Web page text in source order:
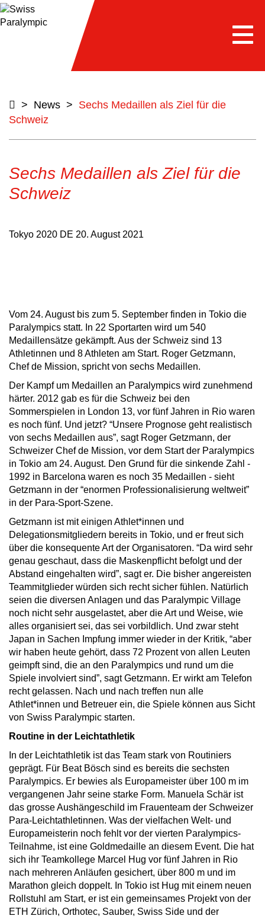
> News > Sechs Medaillen als Ziel für die
Schweiz
Sechs Medaillen als Ziel für die
Schweiz
Tokyo 2020 DE 20. August 2021
Vom 24. August bis zum 5. September finden in Tokio die
Paralympics statt. In 22 Sportarten wird um 540
Medaillensätze gekämpft. Aus der Schweiz sind 13
Athletinnen und 8 Athleten am Start. Roger Getzmann,
Chef de Mission, spricht von sechs Medaillen.
Der Kampf um Medaillen an Paralympics wird zunehmend
härter. 2012 gab es für die Schweiz bei den
Sommerspielen in London 13, vor fünf Jahren in Rio waren
es noch fünf. Und jetzt? “Unsere Prognose geht realistisch
von sechs Medaillen aus”, sagt Roger Getzmann, der
Schweizer Chef de Mission, vor dem Start der Paralympics
in Tokio am 24. August. Den Grund für die sinkende Zahl -
1992 in Barcelona waren es noch 35 Medaillen - sieht
Getzmann in der “enormen Professionalisierung weltweit”
in der Para-Sport-Szene.
Getzmann ist mit einigen Athlet*innen und
Delegationsmitgliedern bereits in Tokio, und er freut sich
über die konsequente Art der Organisatoren. “Da wird sehr
genau geschaut, dass die Maskenpflicht befolgt und der
Abstand eingehalten wird”, sagt er. Die bisher angereisten
Teammitglieder würden sich recht sicher fühlen. Natürlich
seien die diversen Anlagen und das Paralympic Village
noch nicht sehr ausgelastet, aber die Art und Weise, wie
alles organisiert sei, das sei vorbildlich. Und zwar steht
Japan in Sachen Impfung immer wieder in der Kritik, “aber
wir haben heute gehört, dass 72 Prozent von allen Leuten
geimpft sind, die an den Paralympics und rund um die
Spiele involviert sind”, sagt Getzmann. Er wirkt am Telefon
recht gelassen. Nach und nach treffen nun alle
Athlet*innen und Betreuer ein, die Spiele können aus Sicht
von Swiss Paralympic starten.
Routine in der Leichtathletik
In der Leichtathletik ist das Team stark von Routiniers
geprägt. Für Beat Bösch sind es bereits die sechsten
Paralympics. Er bewies als Europameister über 100 m im
vergangenen Jahr seine starke Form. Manuela Schär ist
das grosse Aushängeschild im Frauenteam der Schweizer
Para-Leichtathletinnen. Was der vielfachen Welt- und
Europameisterin noch fehlt vor der vierten Paralympics-
Teilnahme, ist eine Goldmedaille an diesem Event. Die hat
sich ihr Teamkollege Marcel Hug vor fünf Jahren in Rio
nach mehreren Anläufen gesichert, über 800 m und im
Marathon gleich doppelt. In Tokio ist Hug mit einem neuen
Rollstuhl am Start, er ist ein gemeinsames Projekt von der
ETH Zürich, Orthotec, Sauber, Swiss Side und der